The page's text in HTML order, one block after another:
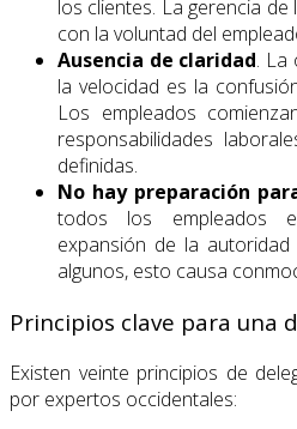
los clientes. La gerencia
con la voluntad del
Ausencia de claridad. La
la velocidad es la
Los empleados
responsabilidades
definidas.
No hay preparación
todos los empleados
expansión de la
algunos, esto causa
Principios clave para una
Existen veinte principios de
por expertos occidentales: